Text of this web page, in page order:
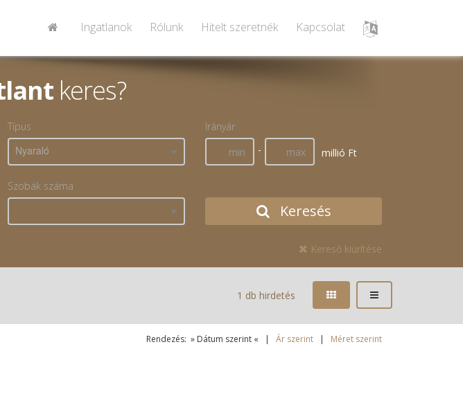
Ingatlanok Rólunk Hitelt szeretnék Kapcsolat
keres?
Típus
Nyaraló
Irányár
-
millió Ft
Szobák száma
Keresés
Kereső kiürítése
1 db hirdetés
Rendezés: » Dátum szerint « | Ár szerint | Méret szerint